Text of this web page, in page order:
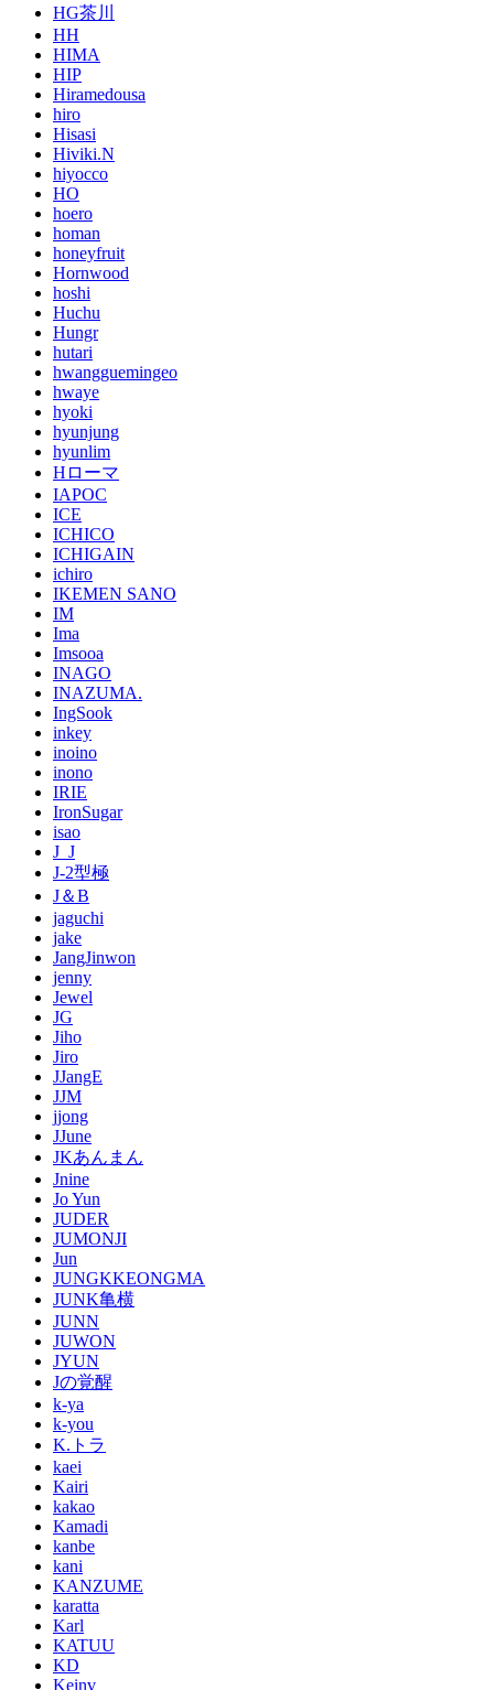
HG茶川
HH
HIMA
HIP
Hiramedousa
hiro
Hisasi
Hiviki.N
hiyocco
HO
hoero
homan
honeyfruit
Hornwood
hoshi
Huchu
Hungr
hutari
hwangguemingeo
hwaye
hyoki
hyunjung
hyunlim
Hローマ
IAPOC
ICE
ICHICO
ICHIGAIN
ichiro
IKEMEN SANO
IM
Ima
Imsooa
INAGO
INAZUMA.
IngSook
inkey
inoino
inono
IRIE
IronSugar
isao
J_J
J-2型極
J＆B
jaguchi
jake
JangJinwon
jenny
Jewel
JG
Jiho
Jiro
JJangE
JJM
jjong
JJune
JKあんまん
Jnine
Jo Yun
JUDER
JUMONJI
Jun
JUNGKKEONGMA
JUNK亀横
JUNN
JUWON
JYUN
Jの覚醒
k-ya
k-you
K.トラ
kaei
Kairi
kakao
Kamadi
kanbe
kani
KANZUME
karatta
Karl
KATUU
KD
Keinv